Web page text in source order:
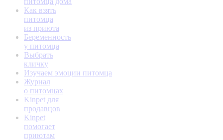
Как взять
питомца
из приюта
Беременность
у питомца
Выбрать
кличку
Изучаем эмоции питомца
Журнал
о питомцах
Kinpet для
продавцов
Kinpet
помогает
приютам